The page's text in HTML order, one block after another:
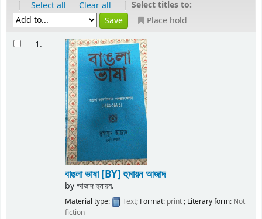
| Select all Clear all | Select titles to:
Place hold
1.
বাঙলা ভাষা[BY] হুমায়ন আজাদ
byআজাদ হুমায়ন.
Material type: Text; Format: print; Literary form: Not
fiction